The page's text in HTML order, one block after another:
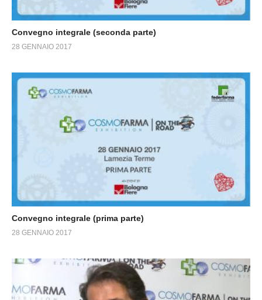
Convegno integrale (seconda parte)
28 GENNAIO 2017
Convegno integrale (prima parte)
28 GENNAIO 2017